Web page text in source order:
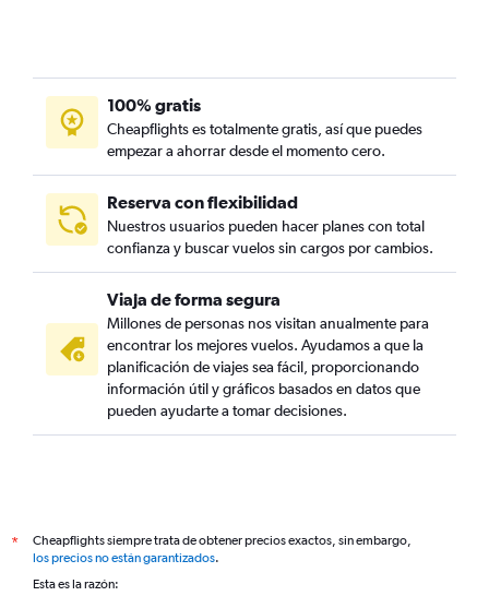
100% gratis
Cheapflights es totalmente gratis, así que puedes
empezar a ahorrar desde el momento cero.
Reserva con flexibilidad
Nuestros usuarios pueden hacer planes con total
confianza y buscar vuelos sin cargos por cambios.
Viaja de forma segura
Millones de personas nos visitan anualmente para
encontrar los mejores vuelos. Ayudamos a que la
planificación de viajes sea fácil, proporcionando
información útil y gráficos basados en datos que
pueden ayudarte a tomar decisiones.
*
Cheapflights siempre trata de obtener precios exactos, sin embargo,
los precios no están garantizados.
Esta es la razón: